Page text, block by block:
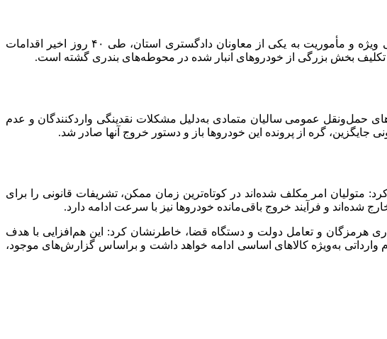
وی با بیان اینکه موضوع خودرو‌های وارداتی یکی از اولویت‌های اصلی بازدید‌های میدانی بوده است، افزود: با انتصاب قاضی ویژه و مأموریت به یکی از معاونان دادگستری استان، طی ۴۰ روز اخیر اقدامات
بخش بزرگی از خودرو‌های انبار شده در محوطه‌های بندری گشته است.
عمومی سالیان متمادی به‌دلیل مشکلات نقدینگی واردکنندگان و عدم
گره از پرونده این خودرو‌ها باز و دستور خروج آنها صادر شد.
متولیان امر مکلف شده‌اند در کوتاه‌ترین زمان ممکن، تشریفات قانونی را برای
قدردانی از همکاری نزدیک استانداری هرمزگان و تعامل دولت و دستگاه قضا، خاطرنشان کرد: این هم‌افزایی با هدف
به‌ویژه کالا‌های اساسی ادامه خواهد داشت و براساس گزارش‌های موجود،